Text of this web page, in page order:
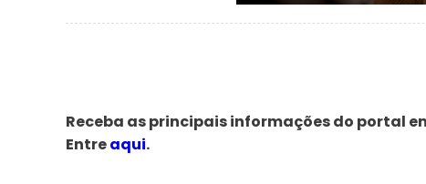
Receba as principais informações do portal
Entreaqui.